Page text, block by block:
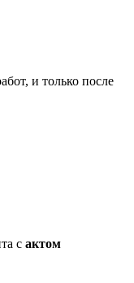
и только после
с актом